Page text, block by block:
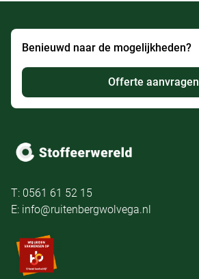
Benieuwd naar de mogelijkheden?
Offerte aanvragen
T: 0561 61 52 15
E: info@ruitenbergwolvega.nl